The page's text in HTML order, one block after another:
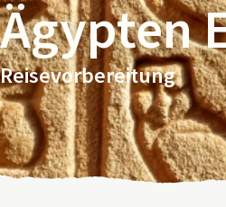
Ägypten
Reisevorbereitung